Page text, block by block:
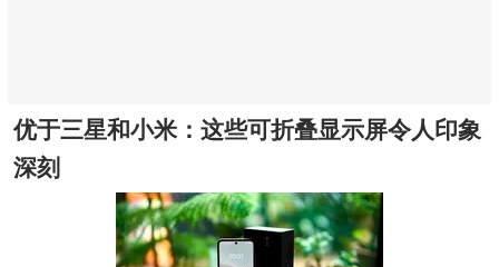
优于三星和小米：这些可折叠显示屏令人印象
深刻